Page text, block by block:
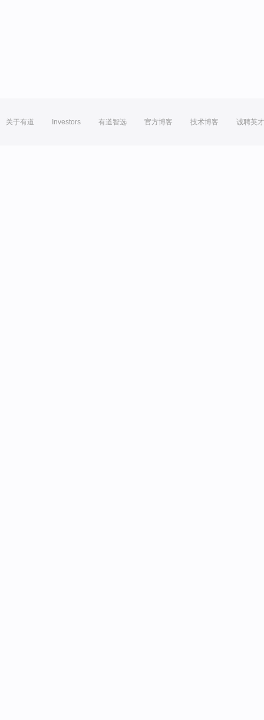
关于有道 Investors 有道智选 官方博客 技术博客 诚聘英才